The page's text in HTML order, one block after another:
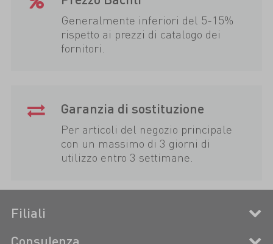
Generalmente inferiori del 5-15%
rispetto ai prezzi di catalogo dei
fornitori.
Garanzia di sostituzione
Per articoli del negozio principale
con un massimo di 3 giorni di
utilizzo entro 3 settimane.
Filiali
Consulenza